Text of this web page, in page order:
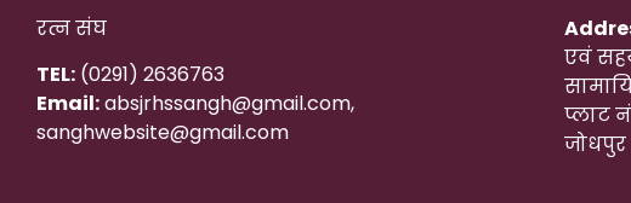
रत्न संघ
TEL: (0291) 2636763
Email:absjrhssangh@gmail.com,
sanghwebsite@gmail.com
एवं
प्लाट
जोधपुर